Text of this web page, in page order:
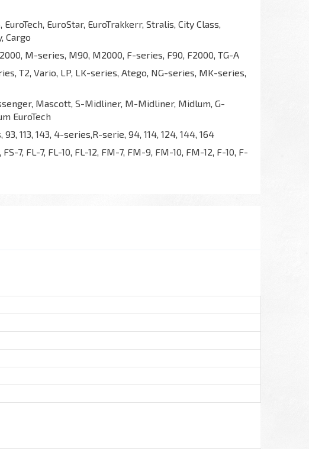
EuroTech, EuroStar, EuroTrakkerr, Stralis, City Class,
Cargo
M-series, M90, M2000, F-series, F90, F2000, TG-A
T2, Vario, LP, LK-series, Atego, NG-series, MK-series,
Mascott, S-Midliner, M-Midliner, Midlum, G-
EuroTech
93, 113, 143, 4-series,R-serie, 94, 114, 124, 144, 164
FS-7, FL-7, FL-10, FL-12, FM-7, FM-9, FM-10, FM-12, F-10, F-